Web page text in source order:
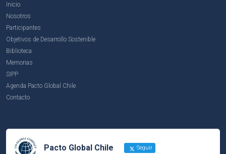
Inicio
Nosotros
Participantes
Objetivos de Desarrollo Sostenible
Biblioteca
Memorias
SIPP
Agenda Pacto Global Chile
Contacto
Pacto Global Chile Seguir